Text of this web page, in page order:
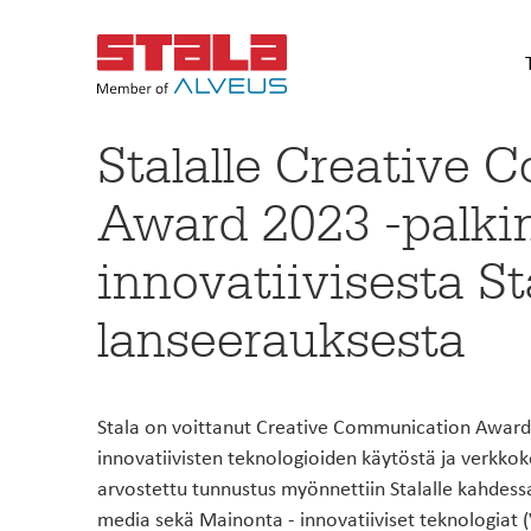
Tiskipöydät
StalaTex-kalusteovet
Tuotteissa
Terästasot, välitilalevyt ja
sisustuslevyt
• Tason paksuudet 20/30/40 mm
• Uniikit StalaTex-kuosit tasoihin ja
ALOITA SUUNNITTELU
Etsi jälleenmyyjä
Jälleenmyyjähaulla löydät
lähimmät Stala-
palvelevat kuluttaja-asiakkaita.
HAE
Stalalle Creative
Award 2023 -
innovatiivisesta
lanseerauksesta
Stala on voittanut Creative Communication
innovatiivisten teknologioiden käytöstä ja
arvostettu tunnustus myönnettiin Stalalle
media sekä Mainonta - innovatiiviset teknologiat